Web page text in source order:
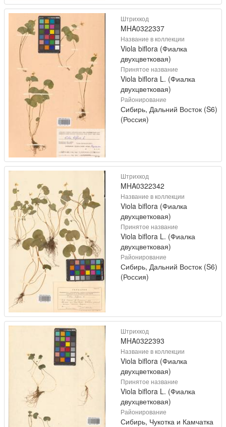
Штрихкод
MHA0322337
Название в коллекции
Viola biflora (Фиалка
двухцветковая)
Принятое название
Viola biflora L. (Фиалка
двухцветковая)
Районирование
Сибирь, Дальний Восток (S6)
(Россия)
Штрихкод
MHA0322342
Название в коллекции
Viola biflora (Фиалка
двухцветковая)
Принятое название
Viola biflora L. (Фиалка
двухцветковая)
Районирование
Сибирь, Дальний Восток (S6)
(Россия)
Штрихкод
MHA0322393
Название в коллекции
Viola biflora (Фиалка
двухцветковая)
Принятое название
Viola biflora L. (Фиалка
двухцветковая)
Районирование
Сибирь, Чукотка и Камчатка